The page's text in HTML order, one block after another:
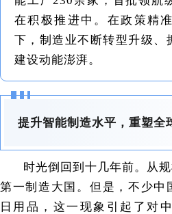
在积极推进中。在政策精
下，制造业不断转型升级、
建设动能澎湃。
提升智能制造水平，重塑全
时光倒回到十几年前。从
第一制造大国。但是，不少中
日用品，这一现象引起了对